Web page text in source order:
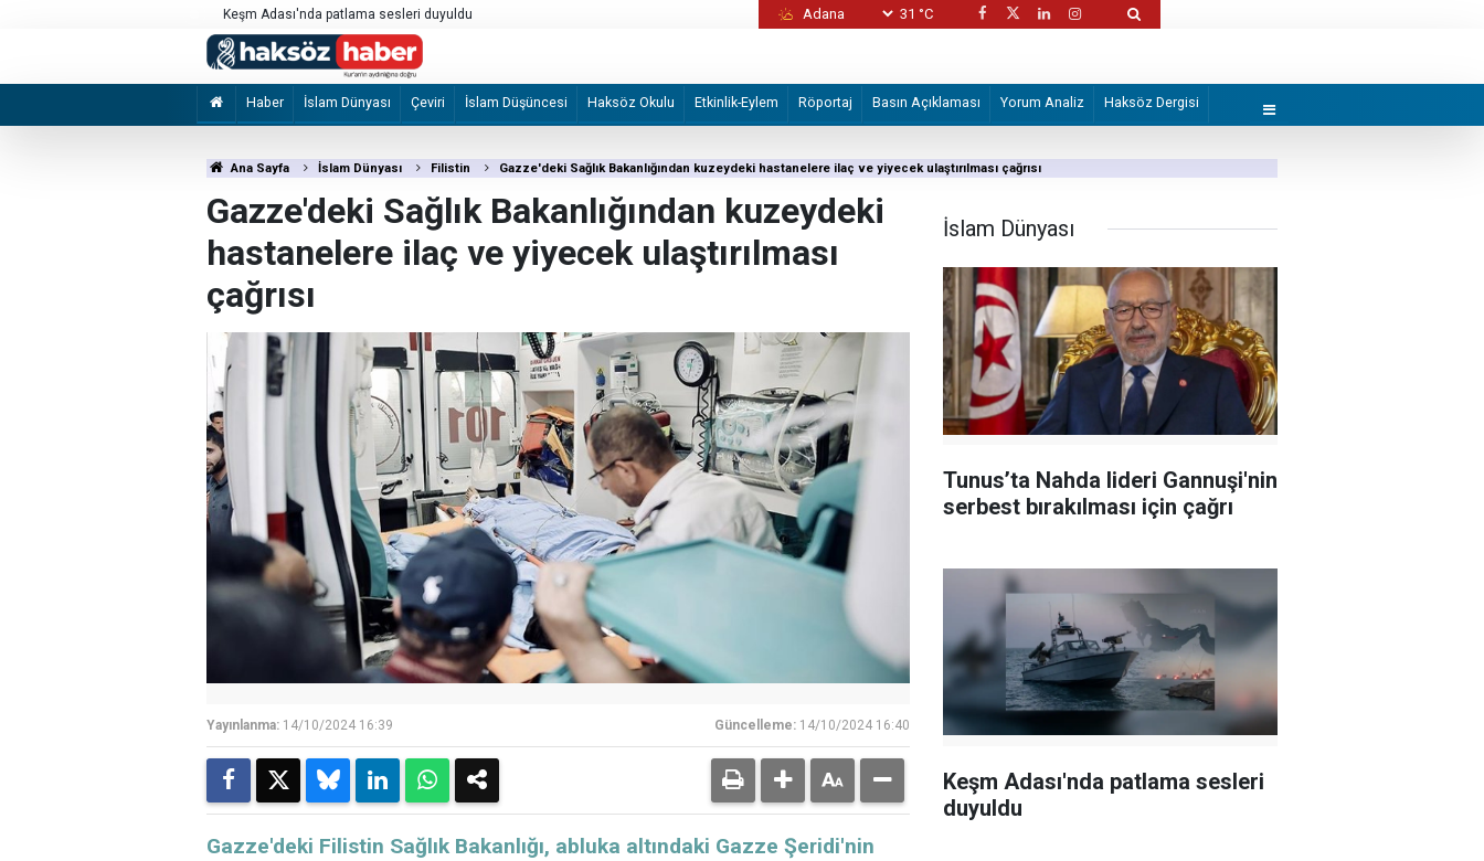
Keşm Adası'nda patlama sesleri duyuldu
İzmir Büyükşehir Belediyesine yönelik "ihaleye fesat karıştırma" soruşturmasında
31 °C
Haber İslam Dünyası Çeviri İslam Düşüncesi Haksöz Okulu Etkinlik-Eylem Röportaj Basın Açıklaması Yorum Analiz Haksöz Dergisi
Ana Sayfa İslam Dünyası Filistin Gazze'deki Sağlık Bakanlığından kuzeydeki hastanelere ilaç ve yiyecek ulaştırılması çağrısı
Gazze'deki Sağlık Bakanlığından kuzeydeki
hastanelere ilaç ve yiyecek ulaştırılması
çağrısı
Yayınlanma: 14/10/2024 16:39 Güncelleme: 14/10/2024 16:40
Gazze'deki Filistin Sağlık Bakanlığı, abluka altındaki Gazze Şeridi'nin
İslam Dünyası
Tunus’ta Nahda lideri Gannuşi'nin
serbest bırakılması için çağrı
Keşm Adası'nda patlama sesleri
duyuldu